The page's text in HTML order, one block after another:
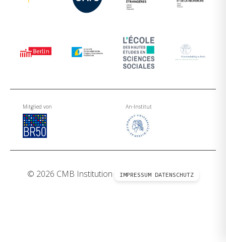
Mitglied von An-Institut
© 2026 CMB Institution IMPRESSUM DATENSCHUTZ